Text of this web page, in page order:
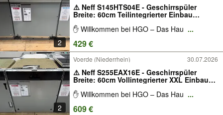
2
⚠️ Neff S145HTS04E - Geschirrspüler
Breite: 60cm Teilintegrierter Einbau
Energieklasse: D Besteckkorb W-LAN
fähig (WiFi) App Home Connect
✋ Willkommen bei HGO – Das Hau ...
429 €
2
Voerde (Niederrhein) 30.07.2026
⚠️ Neff S255EAX16E - Geschirrspüler
Breite: 60cm Vollintegrierter XXL Einbau
Energieklasse: A Besteckkorb W-LAN
fähig (WiFi) Vollintegriert Spülmaschine
✋ Willkommen bei HGO – Das Hau ...
609 €